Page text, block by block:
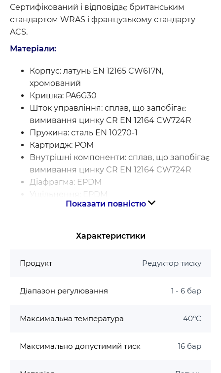
Сертифікований і відповідає британським
стандартом WRAS і французькому стандарту
ACS.
Матеріали:
Корпус: латунь EN 12165 CW617N,
хромований
Кришка: PA6G30
Шток управління: сплав, що запобігає
вимивання цинку CR EN 12164 CW724R
Пружина: сталь EN 10270-1
Картридж: POM
Внутрішні компоненти: сплав, що запобігає
вимивання цинку CR EN 12164 CW724R
Діафрагма: EPDM
Ущільнення: EPDM
Фільтр: нержавіюча сталь EN 10088-2 (AISI
Експлуатаційні показники
Діапазон калібрування тиску на виході: 1 ÷ 6
Заводське калібрування: 3 бар
Шкала манометра: 0 ÷ 10 бар
Підключення:
Показати повністю
Характеристики
Продукт Редуктор тиску
Діапазон регулювання 1 - 6 бар
Максимальна температура 40°C
Максимально допустимий тиск 16 бар